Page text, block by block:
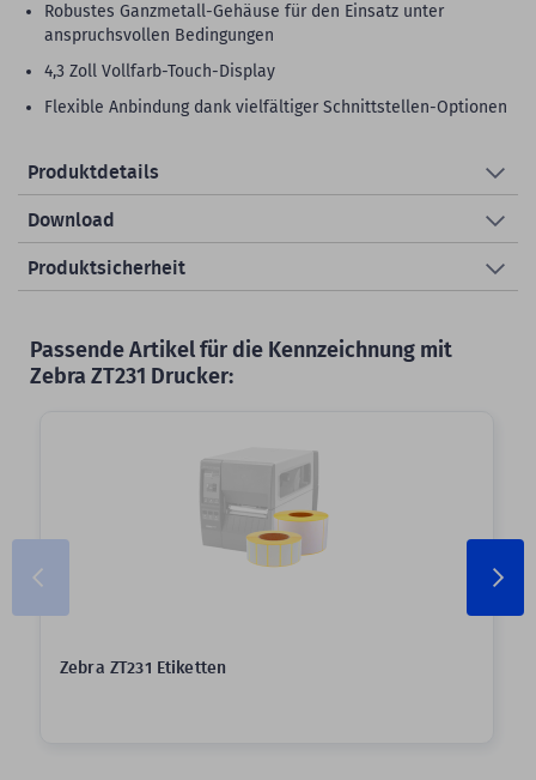
Robustes Ganzmetall-Gehäuse für den Einsatz unter
anspruchsvollen Bedingungen
4,3 Zoll Vollfarb-Touch-Display
Flexible Anbindung dank vielfältiger Schnittstellen-Optionen
Produktdetails
Download
Produktsicherheit
Passende Artikel für die Kennzeichnung mit
Zebra ZT231 Drucker:
Zebra ZT231 Etiketten